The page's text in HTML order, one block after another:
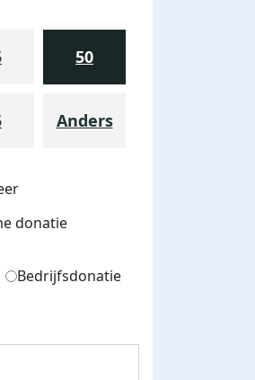
50
Anders
donatie
Bedrijfsdonatie